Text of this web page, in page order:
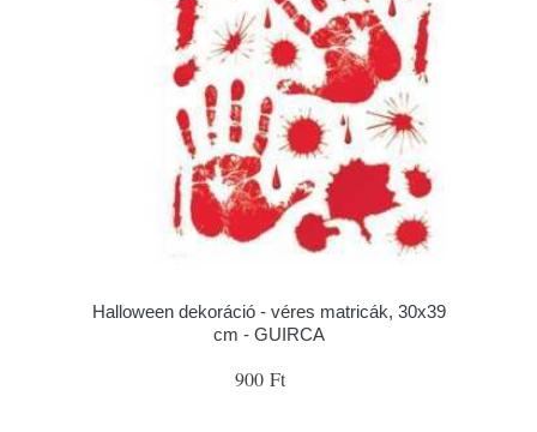
Halloween dekoráció - véres matricák, 30x39
cm - GUIRCA
900 Ft